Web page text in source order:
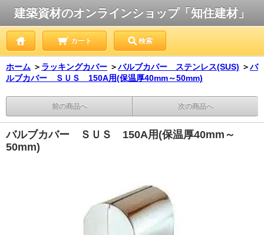
建築資材のオンラインショップ「知住建材」
カート 検索
ホーム ＞ ラッキングカバー ＞バルブカバー ステンレス(SUS) ＞バ
ルブカバー ＳＵＳ 150A用(保温厚40mm～50mm)
前の商品へ 次の商品へ
バルブカバー ＳＵＳ 150A用(保温厚40mm～
50mm)